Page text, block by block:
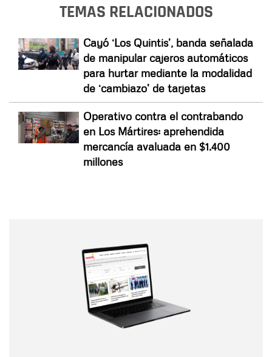
TEMAS RELACIONADOS
Cayó ‘Los Quintis’, banda señalada
de manipular cajeros automáticos
para hurtar mediante la modalidad
de ‘cambiazo’ de tarjetas
Operativo contra el contrabando
en Los Mártires: aprehendida
mercancía avaluada en $1.400
millones
Correo electrónico
Tipo de comentario